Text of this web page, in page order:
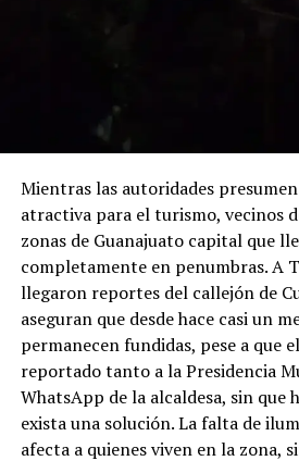
Mientras las autoridades
atractiva para el turismo, vecinos
zonas de Guanajuato capital que
completamente en penumbras. A
llegaron reportes del callejón de
aseguran que desde hace casi un
permanecen fundidas, pese a que
reportado tanto a la Presidencia
WhatsApp de la alcaldesa, sin que
exista una solución. La falta de
afecta a quienes viven en la zona,